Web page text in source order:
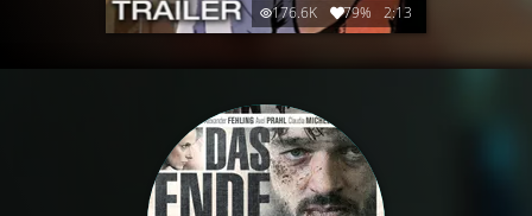
176.6K 79% 2:13